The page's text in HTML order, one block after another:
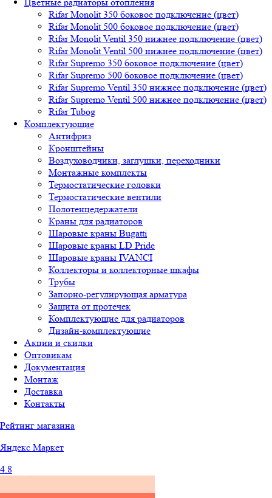
Rifar Monolit 350 боковое подключение (цвет)
Rifar Monolit 500 боковое подключение (цвет)
Rifar Monolit Ventil 350 нижнее подключение (цвет)
Rifar Monolit Ventil 500 нижнее подключение (цвет)
Rifar Supremo 350 боковое подключение (цвет)
Rifar Supremo 500 боковое подключение (цвет)
Rifar Supremo Ventil 350 нижнее подключение (цвет)
Rifar Supremo Ventil 500 нижнее подключение (цвет)
Rifar Tubog
Комплектующие
Антифриз
Кронштейны
Воздуховодчики, заглушки, переходники
Монтажные комплекты
Термостатические головки
Термостатические вентили
Полотенцедержатели
Краны для радиаторов
Шаровые краны Bugatti
Шаровые краны LD Pride
Шаровые краны IVANCI
Коллекторы и коллекторные шкафы
Трубы
Запорно-регулирующая арматура
Защита от протечек
Комплектующие для радиаторов
Дизайн-комплектующие
Акции и скидки
Оптовикам
Документация
Монтаж
Доставка
Контакты
Рейтинг магазина
Яндекс Маркет
4.8